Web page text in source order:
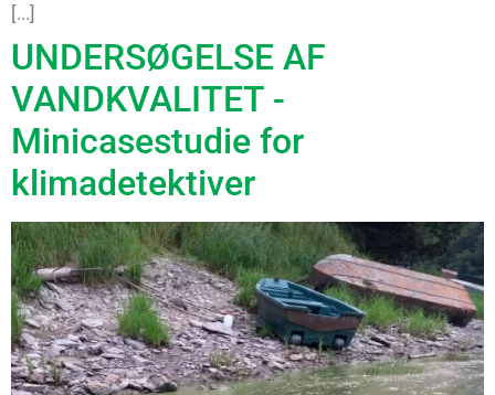
[...]
UNDERSØGELSE AF
VANDKVALITET -
Minicasestudie for
klimadetektiver